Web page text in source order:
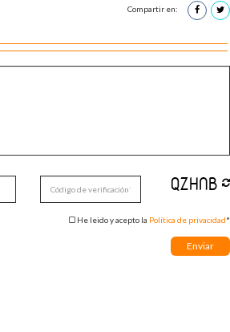
Compartir en:
He leido y acepto la Política de privacidad*